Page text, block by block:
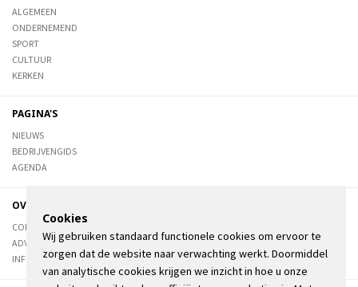
ALGEMEEN
ONDERNEMEND
SPORT
CULTUUR
KERKEN
PAGINA'S
NIEUWS
BEDRIJVENGIDS
AGENDA
OVER DE STIENSER
CONTACT
ADVERTEREN
INFORMATIE
Cookies
Wij gebruiken standaard functionele cookies om ervoor te
zorgen dat de website naar verwachting werkt. Doormiddel
van analytische cookies krijgen we inzicht in hoe u onze